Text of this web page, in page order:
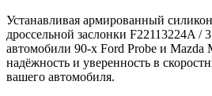
Устанавливая армированный
дроссельной заслонки F22113224A /
автомобили 90-х Ford Probe и Mazda
надёжность и уверенность в
вашего автомобиля.